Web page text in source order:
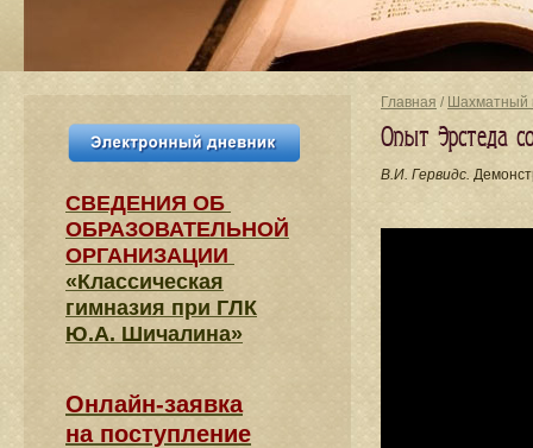
Главная / Шахматный
Опыт Эрстеда
В.И. Гервидс.
СВЕДЕНИЯ​ ОБ
ОБРАЗОВАТЕЛЬНОЙ
ОРГАНИЗАЦИИ
«Классическая
гимназия при ГЛК
Ю.А. Шичалина»
Онлайн-заявка
на поступление